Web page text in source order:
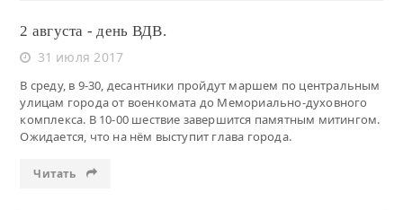
2 августа - день ВДВ.
31 июля 2017
В среду, в 9-30, десантники пройдут маршем по центральным
улицам города от военкомата до Мемориально-духовного
комплекса. В 10-00 шествие завершится памятным митингом.
Ожидается, что на нём выступит глава города.
Читать